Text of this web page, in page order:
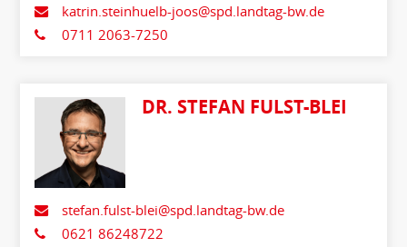
katrin.steinhuelb-joos@spd.landtag-bw.de
0711 2063-7250
DR. STEFAN FULST-BLEI
stefan.fulst-blei@spd.landtag-bw.de
0621 86248722